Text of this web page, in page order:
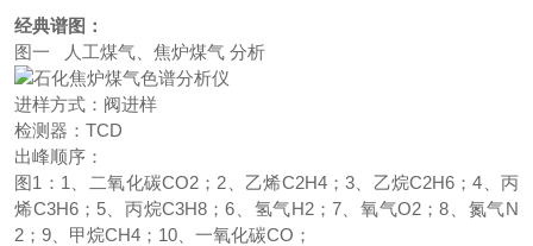
经典谱图：
图一 人工煤气、焦炉煤气 分析
进样方式：阀进样
检测器：TCD
出峰顺序：
图1：1、二氧化碳CO2；2、乙烯C2H4；3、乙烷C2H6；4、丙
烯C3H6；5、丙烷C3H8；6、氢气H2；7、氧气O2；8、氮气N
2；9、甲烷CH4；10、一氧化碳CO；